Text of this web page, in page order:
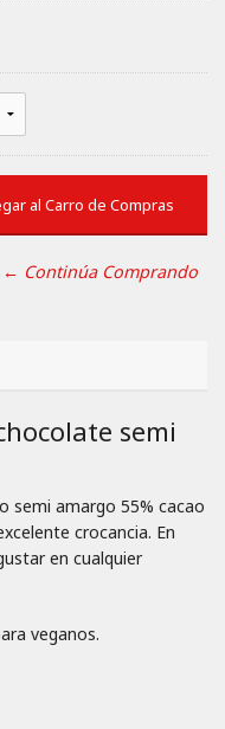
← Continúa Comprando
semi
semi amargo 55% cacao
crocancia. En
en cualquier
veganos.